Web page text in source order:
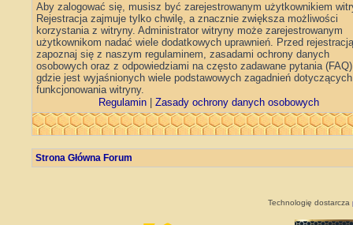
Aby zalogować się, musisz być zarejestrowanym użytkownikiem
Rejestracja zajmuje tylko chwilę, a znacznie zwiększa możliwości
korzystania z witryny. Administrator witryny może zarejestrowanym
użytkownikom nadać wiele dodatkowych uprawnień. Przed rejestracją
zapoznaj się z naszym regulaminem, zasadami ochrony danych
osobowych oraz z odpowiedziami na często zadawane pytania
gdzie jest wyjaśnionych wiele podstawowych zagadnień dotyczących
funkcjonowania witryny.
Regulamin
Zasady ochrony danych osobowych
Strona Główna Forum
Technologię dostarcza